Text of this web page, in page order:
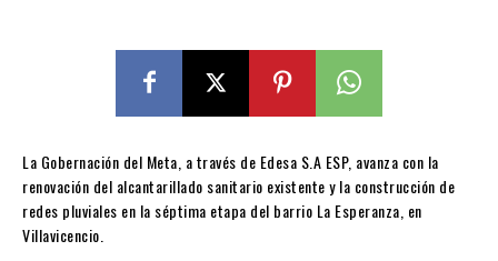
La Gobernación del Meta, a través de Edesa S.A ESP, avanza con la
renovación del alcantarillado sanitario existente y la construcción de
redes pluviales en la séptima etapa del barrio La Esperanza, en
Villavicencio.